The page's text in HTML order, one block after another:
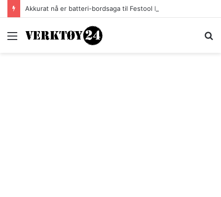
Akkurat nå er batteri-bordsaga til Festool billigere
Meny